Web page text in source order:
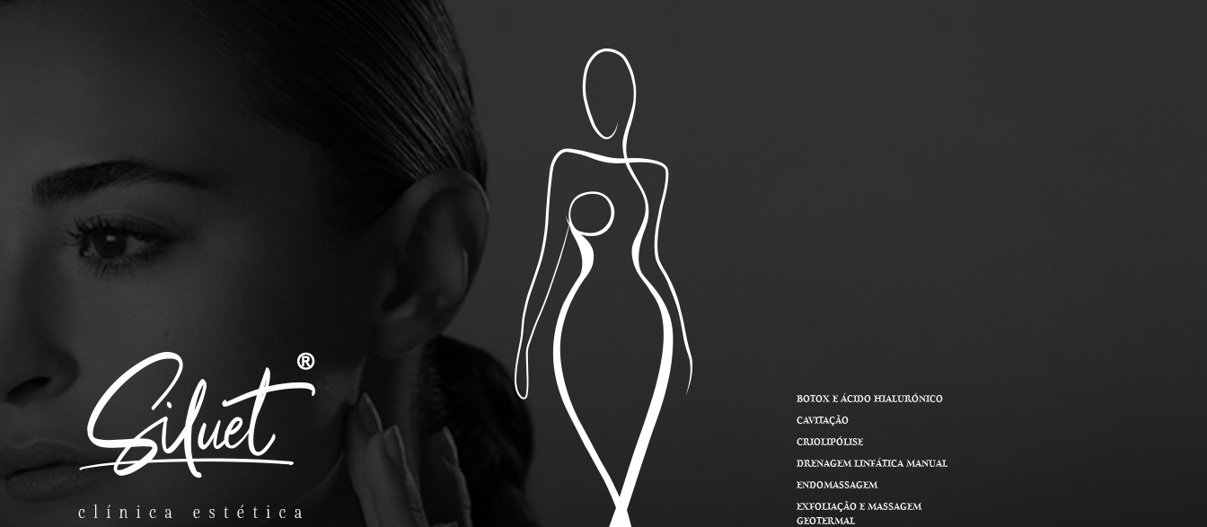
BOTOX E ÁCIDO HIALURÓNICO
CAVITAÇÃO
CRIOLIPÓLISE
DRENAGEM LINFÁTICA MANUAL
ENDOMASSAGEM
EXFOLIAÇÃO E MASSAGEM
GEOTERMAL